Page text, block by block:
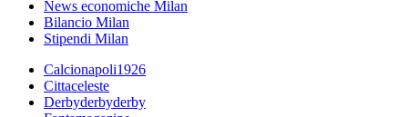
News economiche Milan
Bilancio Milan
Stipendi Milan
Calcionapoli1926
Cittaceleste
Derbyderbyderby